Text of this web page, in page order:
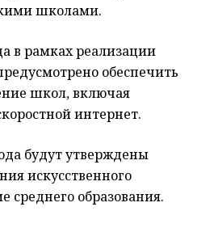
школами.
в рамках реализации
обеспечить
школ, включая
интернет.
будут утверждены
искусственного
среднего образования.